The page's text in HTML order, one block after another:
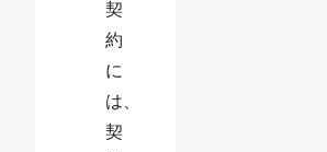
契
約
に
は、
契